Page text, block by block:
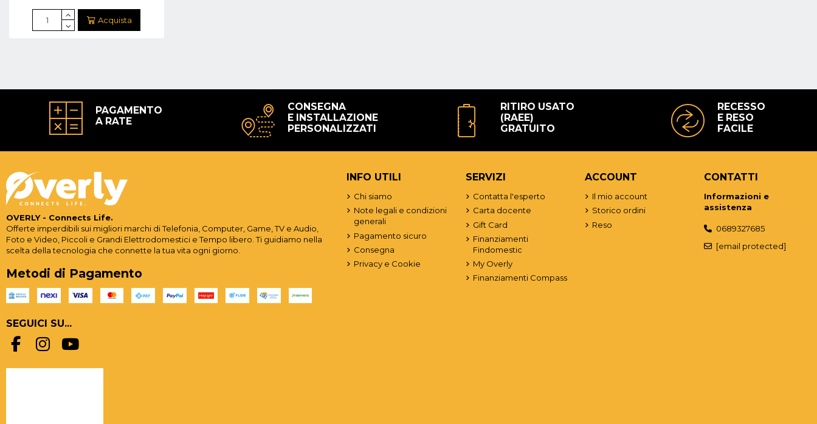
Acquista
PAGAMENTO
A RATE
CONSEGNA
E INSTALLAZIONE
PERSONALIZZATI
RITIRO USATO
(RAEE)
GRATUITO
RECESSO
E RESO
FACILE
OVERLY - Connects Life.
Offerte imperdibili sui migliori marchi di Telefonia, Computer, Game, TV e Audio,
Foto e Video, Piccoli e Grandi Elettrodomestici e Tempo libero. Ti guidiamo nella
scelta della tecnologia che connette la tua vita ogni giorno.
Metodi di Pagamento
INFO UTILI
Chi siamo
Note legali e condizioni
generali
Pagamento sicuro
Consegna
Privacy e Cookie
SERVIZI
Contatta l'esperto
Carta docente
Gift Card
Finanziamenti
Findomestic
My Overly
Finanziamenti Compass
ACCOUNT
Il mio account
Storico ordini
Reso
CONTATTI
Informazioni e
assistenza
0689327685
[email protected]
SEGUICI SU...